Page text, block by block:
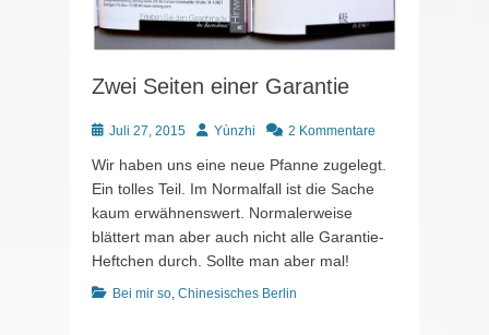
Zwei Seiten einer Garantie
PostedJuli 27, 2015 AutorYùnzhi 2 Kommentare
Wir haben uns eine neue Pfanne zugelegt.
Ein tolles Teil. Im Normalfall ist die Sache
kaum erwähnenswert. Normalerweise
blättert man aber auch nicht alle Garantie-
Heftchen durch. Sollte man aber mal!
Kategorien
Bei mir so, Chinesisches Berlin